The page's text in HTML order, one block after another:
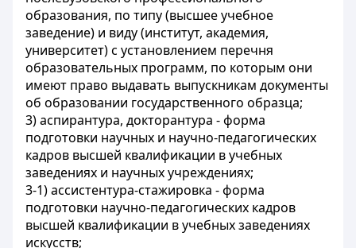
образования, по типу (высшее учебное
заведение) и виду (институт, академия,
университет) с установлением перечня
образовательных программ, по которым они
имеют право выдавать выпускникам документы
об образовании государственного образца;
3) аспирантура, докторантура - форма
подготовки научных и научно-педагогических
кадров высшей квалификации в учебных
заведениях и научных учреждениях;
3-1) ассистентура-стажировка - форма
подготовки научно-педагогических кадров
высшей квалификации в учебных заведениях
искусств;